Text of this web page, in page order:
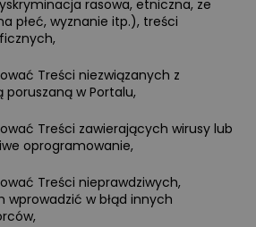
rasowa, etniczna, ze
płeć, wyznanie itp.), treści
Treści niezwiązanych z
w Portalu,
Treści zawierających wirusy lub
oprogramowanie,
Treści nieprawdziwych,
wprowadzić w błąd innych